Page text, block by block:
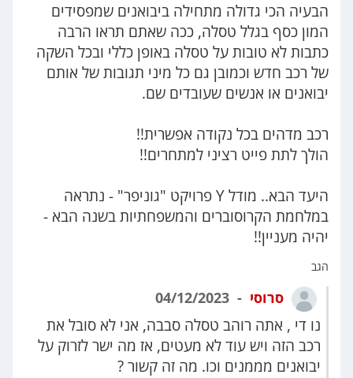
הבעיה הכי גדולה מתחילה ביבואנים שמפסידים
המון כסף בגלל טסלה, ככה שאתם תראו הרבה
כתבות לא טובות על טסלה באופן כללי ובכל השקה
של רכב חדש וכמובן גם כל מיני תגובות של אותם
יבואנים או אנשים שעובדים שם.
רכב מדהים בכל נקודה אפשרית!!
הולך לתת פייט רציני למתחרים!!
היעד הבא.. מודל Y פרויקט "גוניפר" - נתראה
במלחמת הקרוסוברים והמשפחתיות בשנה הבא -
יהיה מעניין!!
הגב
סרוסי
נו די , אתה רוהב טסלה סבבה, אני לא סובל את
רכב הזה ויש עוד לא מעטים, אז מה ישר לזרוק על
יבואנים מממנים וכו. מה זה קשור ?